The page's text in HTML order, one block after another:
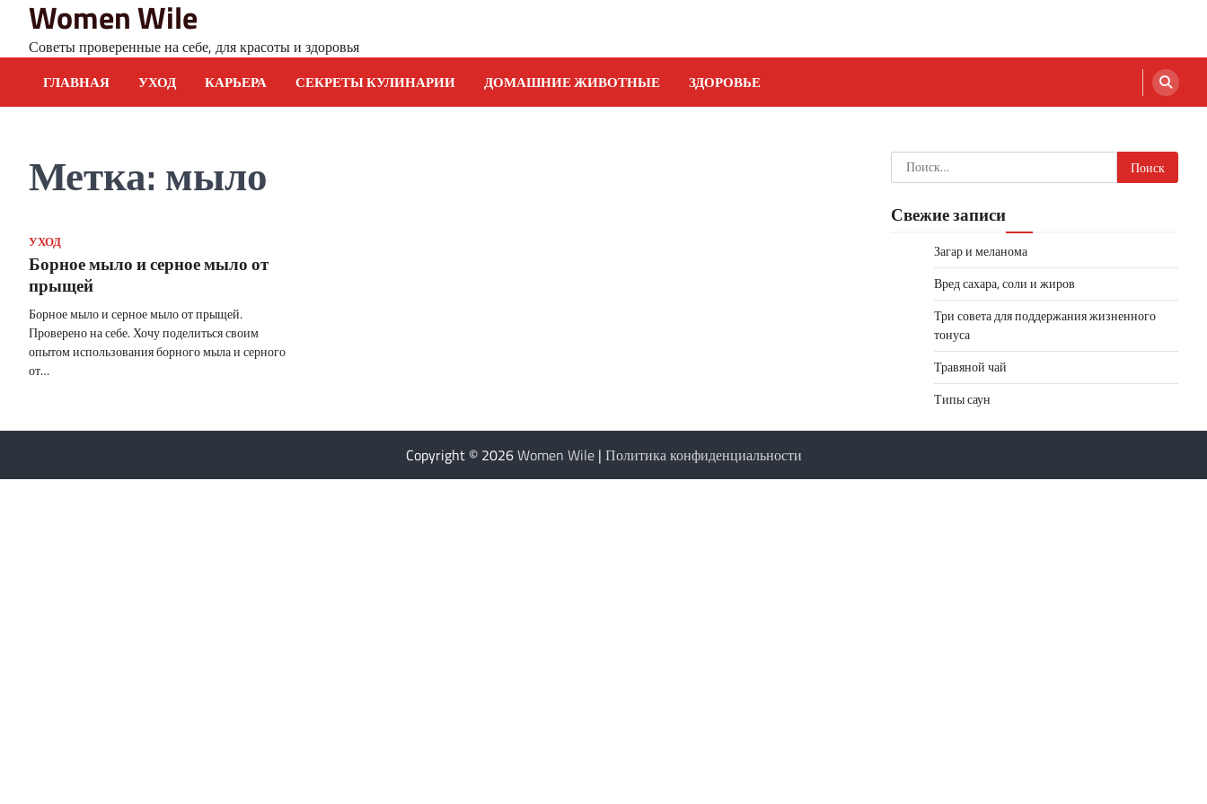
content
Women Wile
Советы проверенные на себе, для красоты и здоровья
ГЛАВНАЯ УХОД КАРЬЕРА СЕКРЕТЫ КУЛИНАРИИ ДОМАШНИЕ ЖИВОТНЫЕ ЗДОРОВЬЕ
Метка: мыло
УХОД
Борное мыло и серное мыло от
прыщей
Борное мыло и серное мыло от прыщей.
Проверено на себе. Хочу поделиться своим
опытом использования борного мыла и серного
от…
Найти:
Свежие записи
Загар и меланома
Вред сахара, соли и жиров
Три совета для поддержания жизненного
тонуса
Травяной чай
Типы саун
Copyright © 2026Women Wile| Политика конфиденциальности